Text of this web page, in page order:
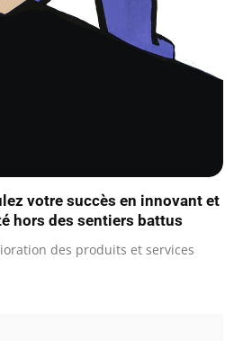
votre succès en innovant et
hors des sentiers battus
des produits et services